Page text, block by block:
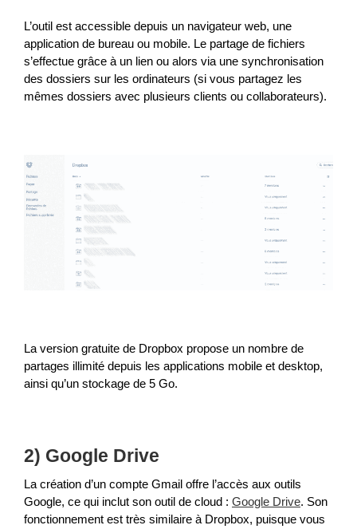
L’outil est accessible depuis un navigateur web, une
application de bureau ou mobile. Le partage de fichiers
s’effectue grâce à un lien ou alors via une synchronisation
des dossiers sur les ordinateurs (si vous partagez les
mêmes dossiers avec plusieurs clients ou collaborateurs).
La version gratuite de Dropbox propose un nombre de
partages illimité depuis les applications mobile et desktop,
ainsi qu’un stockage de 5 Go.
2) Google Drive
La création d’un compte Gmail offre l’accès aux outils
Google, ce qui inclut son outil de cloud : Google Drive. Son
fonctionnement est très similaire à Dropbox, puisque vous